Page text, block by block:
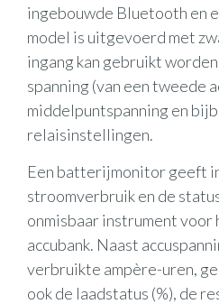
ingebouwde Bluetooth en
model is uitgevoerd met
ingang kan gebruikt
spanning (van een tweede
middelpuntspanning en
relaisinstellingen.
Een batterijmonitor geeft
stroomverbruik en de
onmisbaar instrument voor
accubank. Naast
verbruikte ampère-uren,
ook de laadstatus (%), de